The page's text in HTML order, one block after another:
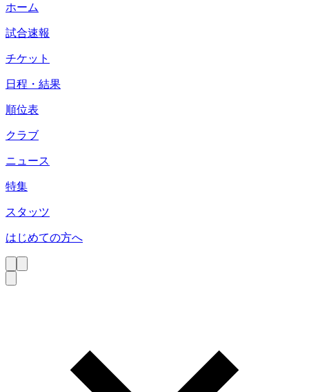
ホーム
試合速報
チケット
日程・結果
順位表
クラブ
ニュース
特集
スタッツ
はじめての方へ